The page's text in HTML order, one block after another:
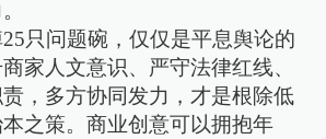
只问题碗，仅仅是平息舆论的
家人文意识、严守法律红线、
，多方协同发力，才是根除低
之策。商业创意可以拥抱年